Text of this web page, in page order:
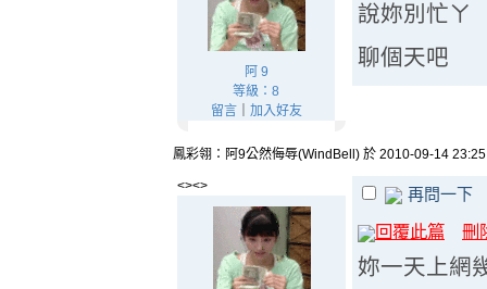
阿 9
等級：8
留言｜ 加入好友
說妳別忙ㄚ
聊個天吧
鳳彩翎：阿9公然侮辱(WindBell) 於 2010-09-14
<><> 再問一下
回覆此篇 刪
妳一天上網